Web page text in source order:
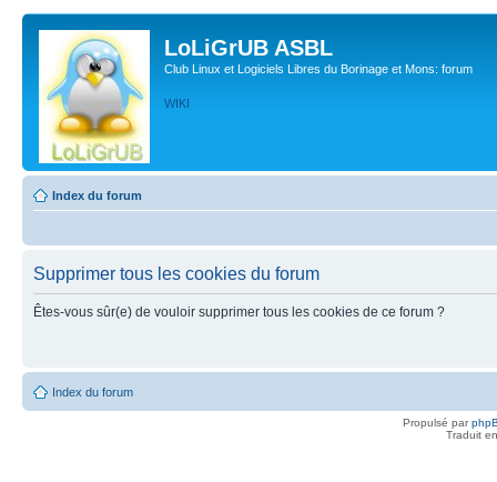
LoLiGrUB ASBL
Club Linux et Logiciels Libres du Borinage et Mons: forum
WIKI
Index du forum
Supprimer tous les cookies du forum
Êtes-vous sûr(e) de vouloir supprimer tous les cookies de ce forum ?
Index du forum
Propulsé par
Traduit